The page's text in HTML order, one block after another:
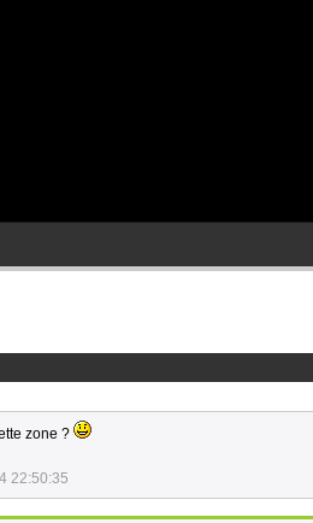
zone ?
22:50:35